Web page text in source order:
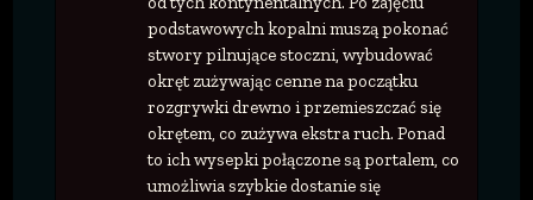
podstawowych kopalni muszą pokonać
stwory pilnujące stoczni, wybudować
okręt zużywając cenne na początku
rozgrywki drewno i przemieszczać się
okrętem, co zużywa ekstra ruch. Ponad
to ich wysepki połączone są portalem, co
umożliwia szybkie dostanie się